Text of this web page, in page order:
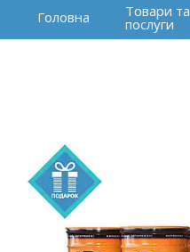
Головна Товари та
послуги